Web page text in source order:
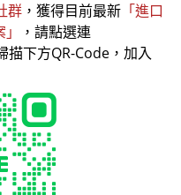
群 ，獲得目前最新 「進口
，請點選連
描下方QR-Code，加入